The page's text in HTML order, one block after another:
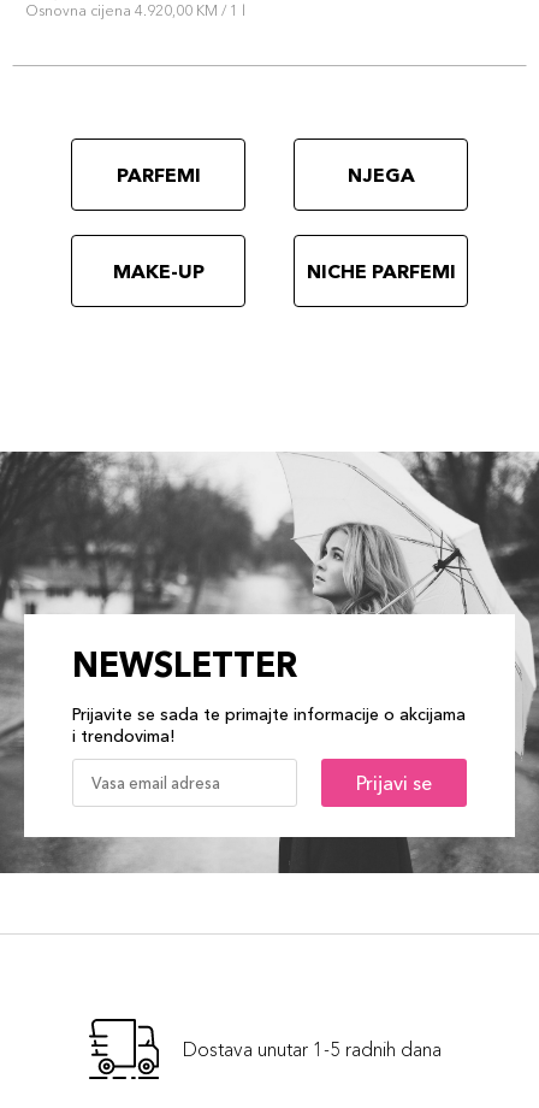
Osnovna cijena 4.920,00 KM / 1 l
PARFEMI NJEGA
MAKE-UP NICHE PARFEMI
NEWSLETTER
Prijavite se sada te primajte informacije o akcijama
i trendovima!
Prijavi se
Dostava unutar 1-5 radnih dana